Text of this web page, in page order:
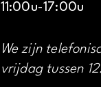
11:00u-17:00u
We zijn
vrijdag tussen